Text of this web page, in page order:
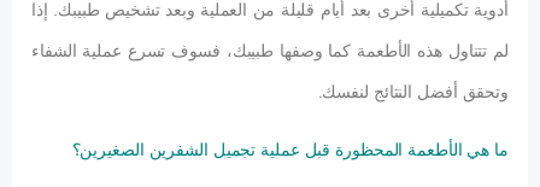
أدوية تكميلية أخرى بعد أيام قليلة من العملية وبعد تشخيص طبيبك. إذا
لم تتناول هذه الأطعمة كما وصفها طبيبك، فسوف تسرع عملية الشفاء
وتحقق أفضل النتائج لنفسك.
ما هي الأطعمة المحظورة قبل عملية تجميل الشفرين الصغيرين؟